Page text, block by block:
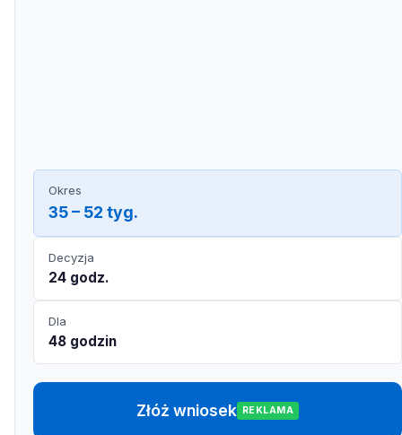
Okres
35 – 52 tyg.
Decyzja
24 godz.
Dla
48 godzin
Złóż wniosek REKLAMA